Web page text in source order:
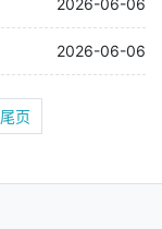
2026-06-06
2026-06-06
尾页